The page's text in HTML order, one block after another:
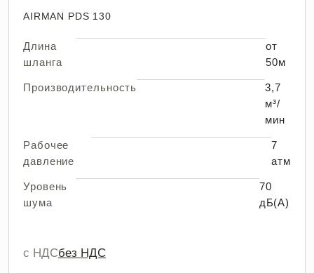
AIRMAN PDS 130
Длина
шланга
от
50м
Производительность
3,7
м³/
мин
Рабочее
давление
7
атм
Уровень
шума
70
дБ(А)
с НДСбез НДС